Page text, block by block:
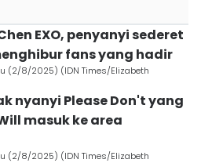
EXO, penyanyi sederet
fans yang hadir
(2/8/2025) (IDN Times/Elizabeth
nyanyi Please Don't yang
masuk ke area
(2/8/2025) (IDN Times/Elizabeth